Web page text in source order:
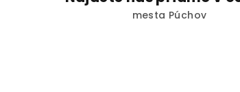
mesta Púchov